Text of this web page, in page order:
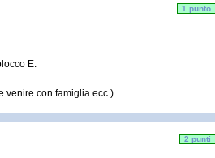
1 punto
E.
venire con famiglia ecc.)
2 punti